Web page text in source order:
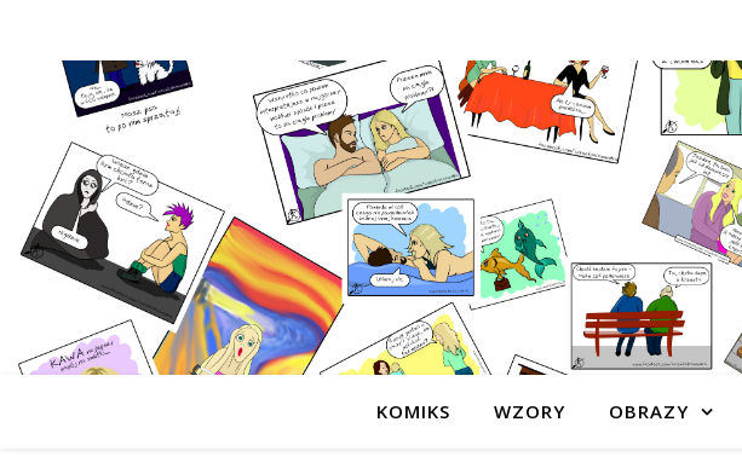
KOMIKS WZORY OBRAZY